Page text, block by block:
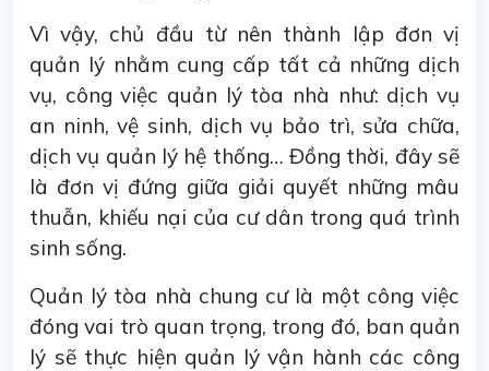
Vì vậy, chủ đầu từ nên thành lập đơn vị
quản lý nhằm cung cấp tất cả những dịch
vụ, công việc quản lý tòa nhà như: dịch vụ
an ninh, vệ sinh, dịch vụ bảo trì, sửa chữa,
dịch vụ quản lý hệ thống… Đồng thời, đây sẽ
là đơn vị đứng giữa giải quyết những mâu
thuẫn, khiếu nại của cư dân trong quá trình
sinh sống.
Quản lý tòa nhà chung cư là một công việc
đóng vai trò quan trọng, trong đó, ban quản
lý sẽ thực hiện quản lý vận hành các công